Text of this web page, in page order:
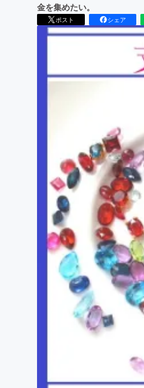
金を集めたい。
ポスト シェア